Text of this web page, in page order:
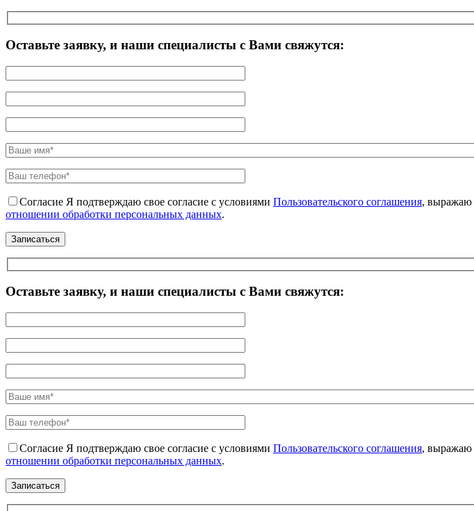
Оставьте заявку, и наши специалисты с Вами свяжутся:
Согласие Я подтверждаю свое согласие с условиями Пользовательского соглашения, выражаю
отношении обработки персональных данных.
Оставьте заявку, и наши специалисты с Вами свяжутся:
Согласие Я подтверждаю свое согласие с условиями Пользовательского соглашения, выражаю
отношении обработки персональных данных.